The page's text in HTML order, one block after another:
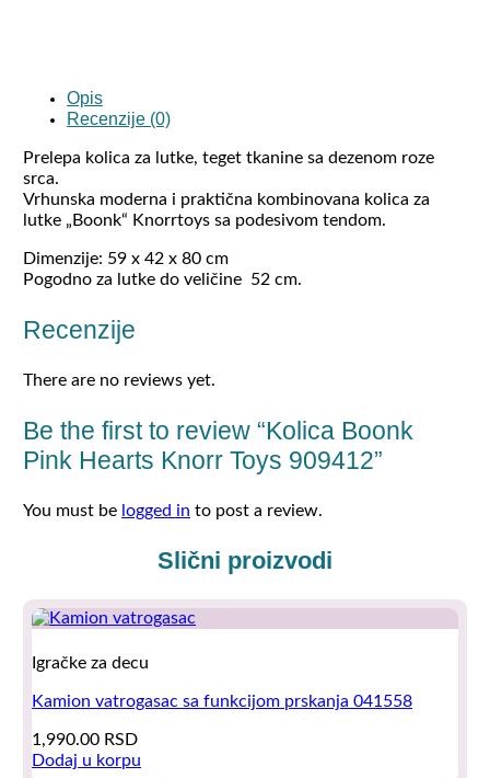
Opis
Recenzije (0)
Prelepa kolica za lutke, teget tkanine sa dezenom roze
srca.
Vrhunska moderna i praktična kombinovana kolica za
lutke „Boonk“ Knorrtoys sa podesivom tendom.
Dimenzije: 59 x 42 x 80 cm
Pogodno za lutke do veličine 52 cm.
Recenzije
There are no reviews yet.
Be the first to review “Kolica Boonk
Pink Hearts Knorr Toys 909412”
You must be logged in to post a review.
Slični proizvodi
Igračke za decu
Kamion vatrogasac sa funkcijom prskanja 041558
1,990.00 RSD
Dodaj u korpu